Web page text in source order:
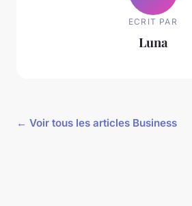
ECRIT PAR
Luna
← Voir tous les articles Business